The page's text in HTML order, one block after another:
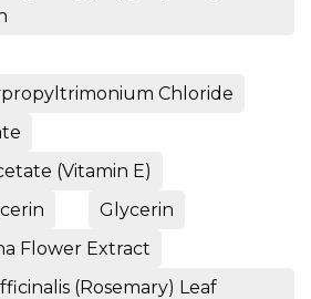
Chloride
(Vitamin E)
Glycerin
Flower Extract
(Rosemary) Leaf